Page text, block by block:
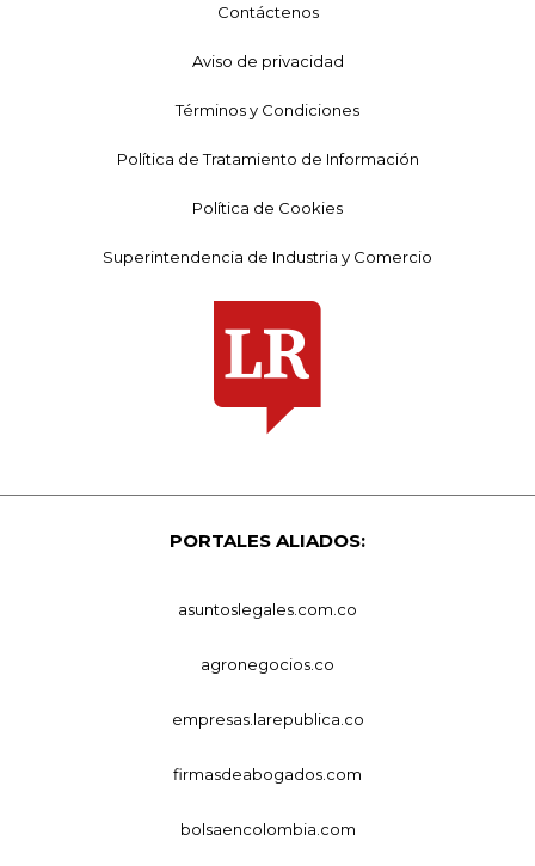
Contáctenos
Aviso de privacidad
Términos y Condiciones
Política de Tratamiento de Información
Política de Cookies
Superintendencia de Industria y Comercio
PORTALES ALIADOS:
asuntoslegales.com.co
agronegocios.co
empresas.larepublica.co
firmasdeabogados.com
bolsaencolombia.com